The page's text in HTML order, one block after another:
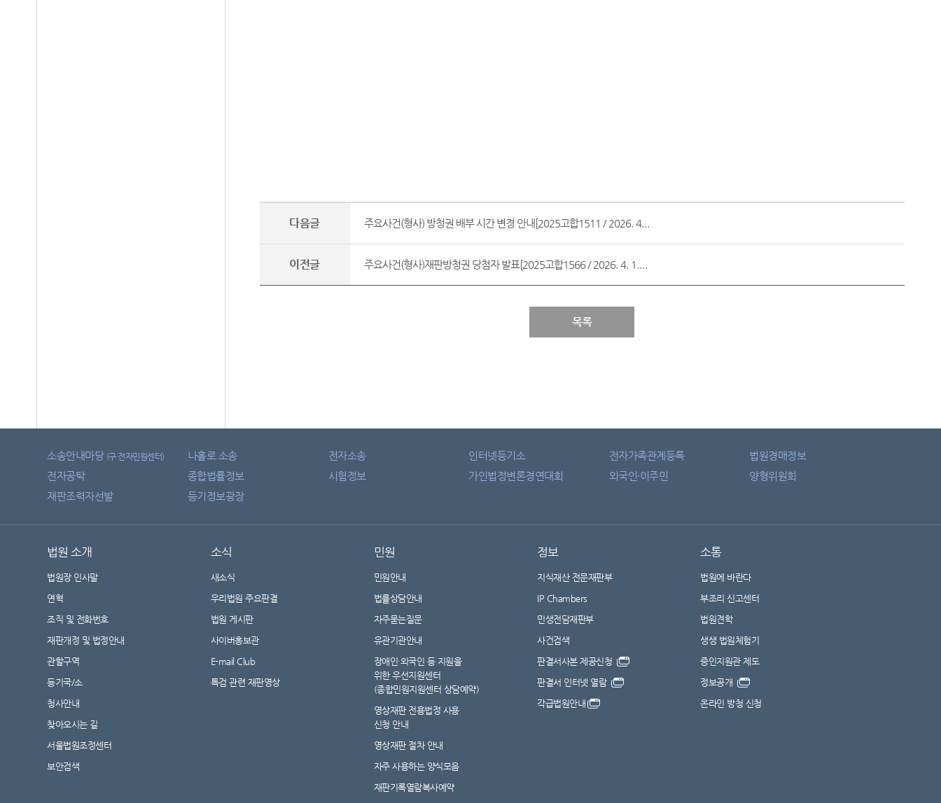
다음글 주요사건(형사) 방청권 배부 시간 변경 안내[2025고합1511 / 2026. 4...
이전글 주요사건(형사)재판방청권 당첨자 발표[2025고합1566 / 2026. 4. 1....
목록
소송안내마당 (구 전자민원센터) 나홀로 소송 전자소송 인터넷등기소 전자가족관계등록
법원경매정보
전자공탁
종합법률정보 시험정보 가인법정변론경연대회 외국인·이주민
양형위원회
재판조력자선발
등기정보광장
법원 소개
법원장 인사말
연혁
조직 및 전화번호
재판개정 및 법정안내
관할구역
등기국/소
청사안내
찾아오시는 길
서울법원조정센터
보안검색
소식
새소식
우리법원 주요판결
법원 게시판
사이버홍보관
E-mail Club
특검 관련 재판영상
민원
민원안내
법률상담안내
자주묻는질문
유관기관안내
장애인·외국인 등 지원을
위한 우선지원센터
(종합민원지원센터 상담예약)
영상재판 전용법정 사용
신청 안내
영상재판 절차 안내
자주 사용하는 양식모음
재판기록열람복사예약
정보
지식재산 전문재판부
IP Chambers
민생전담재판부
사건검색
판결서사본 제공신청
판결서 인터넷 열람
각급법원안내
소통
법원에 바란다
부조리 신고센터
법원견학
생생 법원체험기
증인지원관 제도
정보공개
온라인 방청 신청